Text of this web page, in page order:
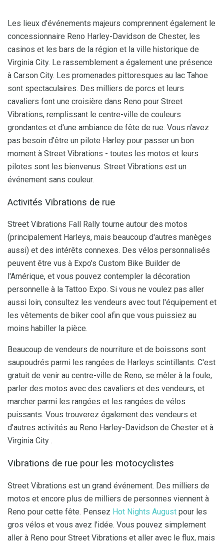
Les lieux d'événements majeurs comprennent également le
concessionnaire Reno Harley-Davidson de Chester, les
casinos et les bars de la région et la ville historique de
Virginia City. Le rassemblement a également une présence
à Carson City. Les promenades pittoresques au lac Tahoe
sont spectaculaires. Des milliers de porcs et leurs
cavaliers font une croisière dans Reno pour Street
Vibrations, remplissant le centre-ville de couleurs
grondantes et d'une ambiance de fête de rue. Vous n'avez
pas besoin d'être un pilote Harley pour passer un bon
moment à Street Vibrations - toutes les motos et leurs
pilotes sont les bienvenus. Street Vibrations est un
événement sans couleur.
Activités Vibrations de rue
Street Vibrations Fall Rally tourne autour des motos
(principalement Harleys, mais beaucoup d'autres manèges
aussi) et des intérêts connexes. Des vélos personnalisés
peuvent être vus à Expo's Custom Bike Builder de
l'Amérique, et vous pouvez contempler la décoration
personnelle à la Tattoo Expo. Si vous ne voulez pas aller
aussi loin, consultez les vendeurs avec tout l'équipement et
les vêtements de biker cool afin que vous puissiez au
moins habiller la pièce.
Beaucoup de vendeurs de nourriture et de boissons sont
saupoudrés parmi les rangées de Harleys scintillants. C'est
gratuit de venir au centre-ville de Reno, se mêler à la foule,
parler des motos avec des cavaliers et des vendeurs, et
marcher parmi les rangées et les rangées de vélos
puissants. Vous trouverez également des vendeurs et
d'autres activités au Reno Harley-Davidson de Chester et à
Virginia City .
Vibrations de rue pour les motocyclistes
Street Vibrations est un grand événement. Des milliers de
motos et encore plus de milliers de personnes viennent à
Reno pour cette fête. Pensez Hot Nights August pour les
gros vélos et vous avez l'idée. Vous pouvez simplement
aller à Reno pour Street Vibrations et aller avec le flux, mais